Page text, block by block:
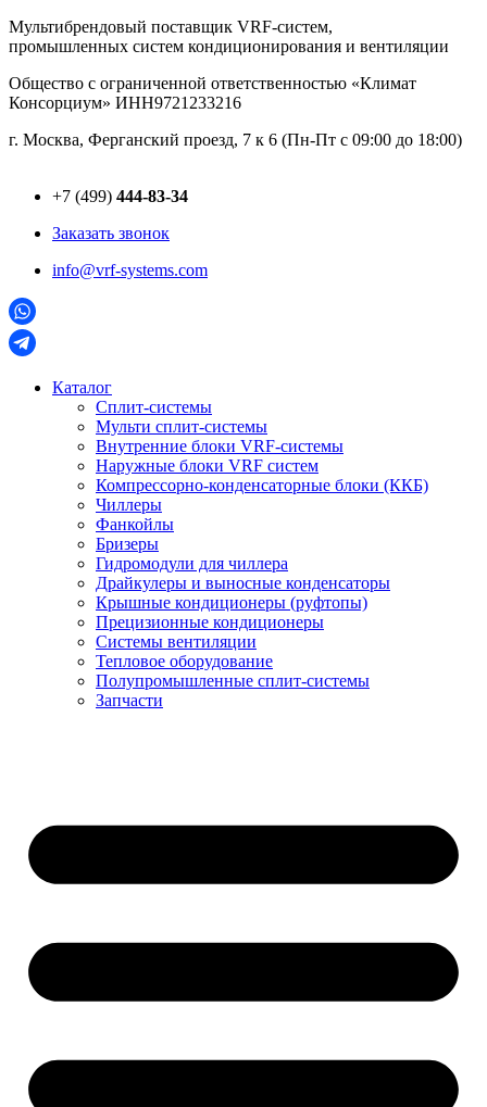
Перейти
к
Мультибрендовый поставщик VRF-cистем,
промышленных систем кондиционирования и вентиляции
Общество с ограниченной ответственностью «Климат
Консорциум» ИНН9721233216
г. Москва, Ферганский проезд, 7 к 6 (Пн-Пт с 09:00 до 18:00)
+7 (499) 444-83-34
Заказать звонок
info@vrf-systems.com
Каталог
Сплит-системы
Мульти сплит-системы
Внутренние блоки VRF-cистемы
Наружные блоки VRF cистем
Компрессорно-конденсаторные блоки (ККБ)
Чиллеры
Фанкойлы
Бризеры
Гидромодули для чиллера
Драйкулеры и выносные конденсаторы
Крышные кондиционеры (руфтопы)
Прецизионные кондиционеры
Системы вентиляции
Тепловое оборудование
Полупромышленные сплит-системы
Запчасти